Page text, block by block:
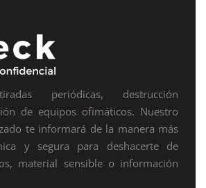
periódicas, destrucción
de equipos ofimáticos. Nuestro
te informará de la manera más
y segura para deshacerte de
material sensible o información